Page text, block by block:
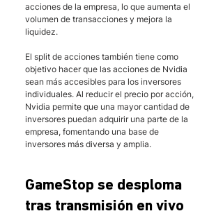
acciones de la empresa, lo que aumenta el
volumen de transacciones y mejora la
liquidez.
El split de acciones también tiene como
objetivo hacer que las acciones de Nvidia
sean más accesibles para los inversores
individuales. Al reducir el precio por acción,
Nvidia permite que una mayor cantidad de
inversores puedan adquirir una parte de la
empresa, fomentando una base de
inversores más diversa y amplia.
GameStop se desploma
tras transmisión en vivo